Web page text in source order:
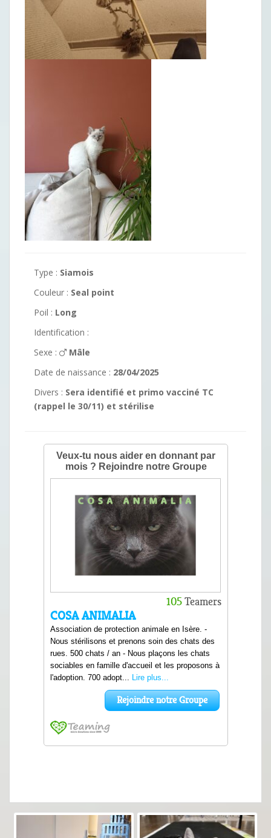
Type : Siamois
Couleur : Seal point
Poil : Long
Identification :
Sexe :
Mâle
Date de naissance : 28/04/2025
Divers : Sera identifié et primo vacciné TC
(rappel le 30/11) et stérilise